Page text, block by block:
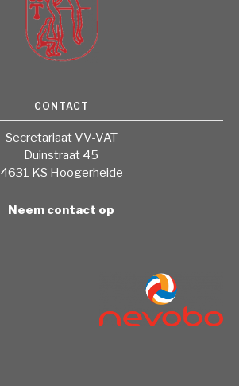
CONTACT
Secretariaat VV-VAT
Duinstraat 45
4631 KS Hoogerheide
Neem contact op